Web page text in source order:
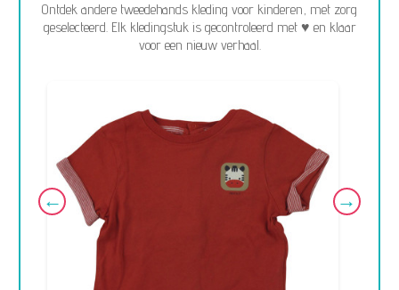
Ontdek andere tweedehands kleding voor kinderen, met zorg
geselecteerd. Elk kledingstuk is gecontroleerd met ♥ en klaar
voor een nieuw verhaal.